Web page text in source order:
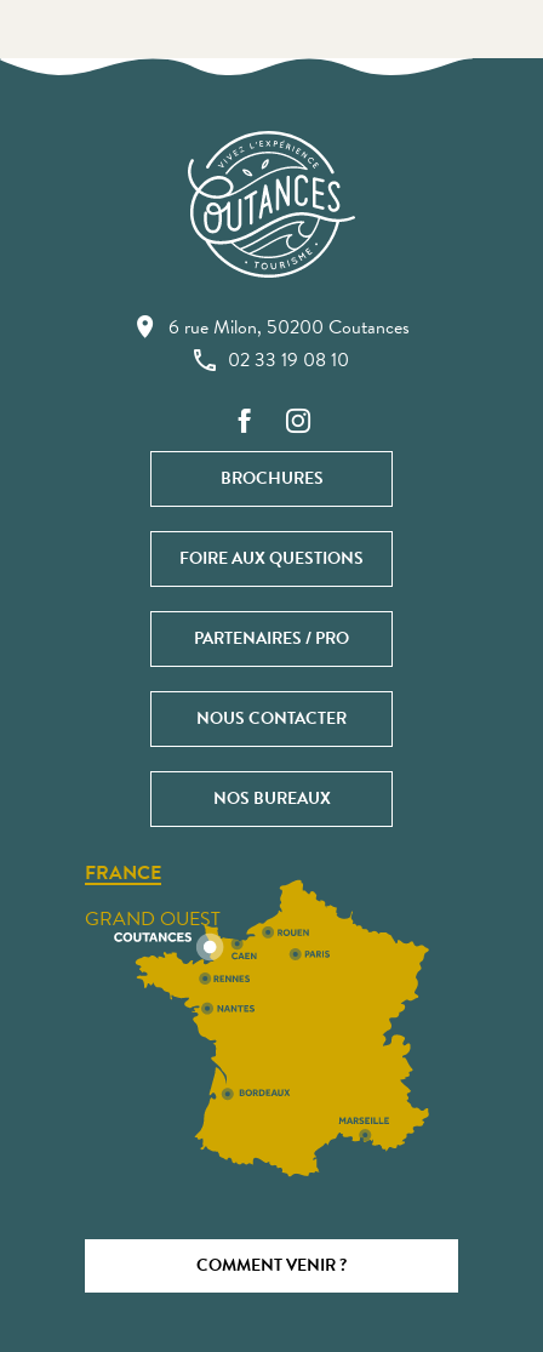
6 rue Milon, 50200 Coutances
02 33 19 08 10
BROCHURES
FOIRE AUX QUESTIONS
PARTENAIRES / PRO
NOUS CONTACTER
NOS BUREAUX
FRANCE
GRAND OUEST
COMMENT VENIR ?